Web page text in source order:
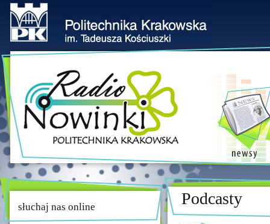
słuchaj nas online Podcasty